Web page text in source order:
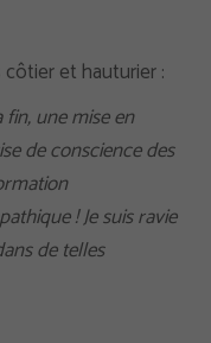
et hauturier :
une mise en
de conscience des
! Je suis ravie
de telles